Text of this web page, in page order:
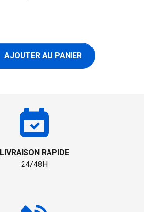
AJOUTER AU PANIER
LIVRAISON RAPIDE
24/48H